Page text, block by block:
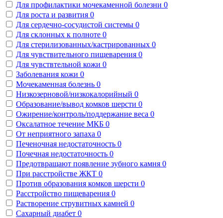
Для профилактики мочекаменной болезни 0
Для роста и развития 0
Для сердечно-сосудистой системы 0
Для склонных к полноте 0
Для стерилизованных/кастрированных 0
Для чувствительного пищеварения 0
Для чувствтельной кожи 0
Заболевания кожи 0
Мочекаменная болезнь 0
Низкозерновой/низкокалорийный 0
Образование/вывод комков шерсти 0
Ожирение/контроль/поддержание веса 0
Оксалатное течение МКБ 0
От неприятного запаха 0
Печеночная недостаточность 0
Почечная недостаточность 0
Предотвращают появление зубного камня 0
При расстройстве ЖКТ 0
Против образования комков шерсти 0
Расстройство пищеварения 0
Растворение струвитных камней 0
Сахарный диабет 0